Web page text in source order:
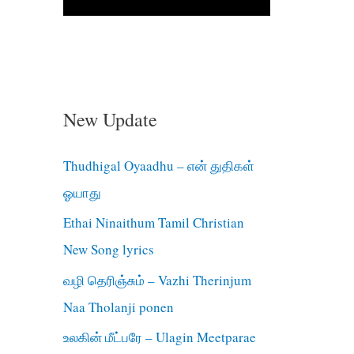
New Update
Thudhigal Oyaadhu – என் துதிகள்
ஓயாது
Ethai Ninaithum Tamil Christian
New Song lyrics
வழி தெரிஞ்சும் – Vazhi Therinjum
Naa Tholanji ponen
உலகின் மீட்பரே – Ulagin Meetparae